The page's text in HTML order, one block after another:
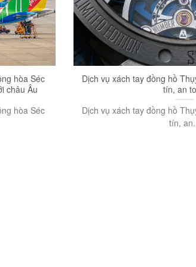
hòa Séc
châu Âu
hòa Séc
Dịch vụ xách tay đồng hồ
tín, an
Dịch vụ xách tay đồng hồ
tín,